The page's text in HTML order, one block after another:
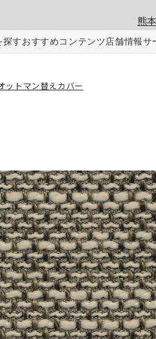
熊
探すおすすめコンテンツ 店舗情報サ
ットマン替えカバー